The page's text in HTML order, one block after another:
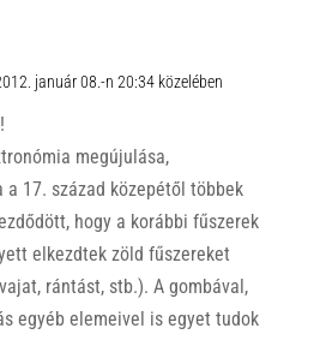
január 08.-n 20:34 közelében
megújulása,
a 17. század közepétől többek
hogy a korábbi fűszerek
elkezdtek zöld fűszereket
rántást, stb.). A gombával,
egyéb elemeivel is egyet tudok